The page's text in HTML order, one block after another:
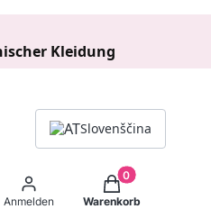
Kleidung
Slovenščina
öffnen
Anmelden
Produkte im
Warenkorb